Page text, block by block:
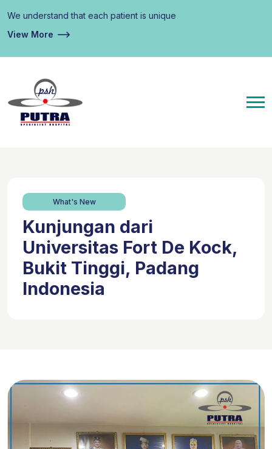
We understand that each patient is unique
View More
What's New
Kunjungan dari
Universitas Fort De Kock,
Bukit Tinggi, Padang
Indonesia